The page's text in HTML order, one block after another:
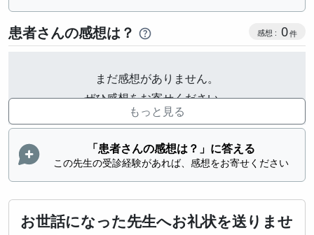
患者さんの感想は？ 感想投稿
0
まだ感想がありません。
ぜひ感想をお寄せください。
もっと見る
「患者さんの感想は？」に答える
この先生の受診経験があれば、感想をお寄せください
お世話になった先生へお礼状を送りませ